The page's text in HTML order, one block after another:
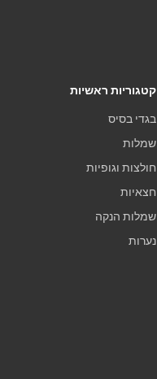
קטגוריות ראשיות
בגדי בסיס
שמלות
חולצות וגופיות
חצאיות
שמלות הנקה
נערות